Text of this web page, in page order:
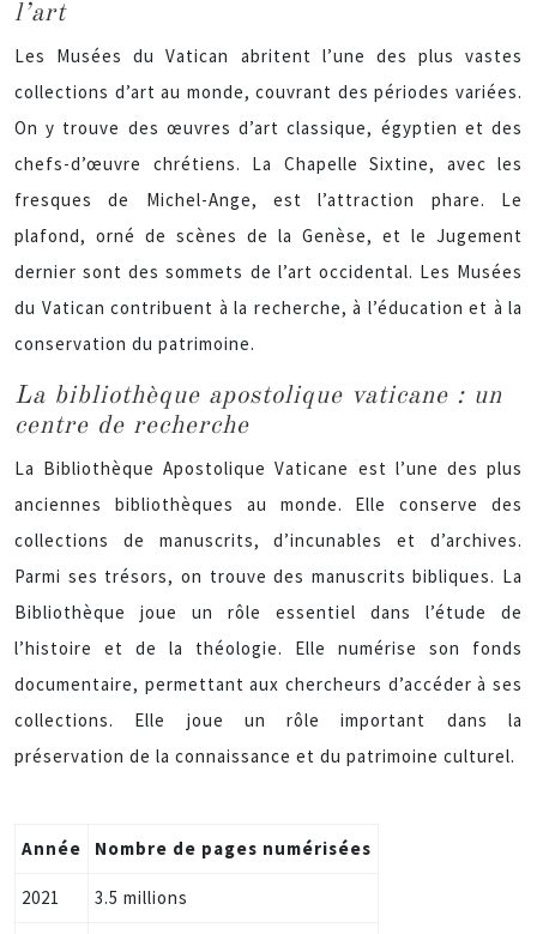
l’art
Les Musées du Vatican abritent l’une des plus vastes
collections d’art au monde, couvrant des périodes variées.
On y trouve des œuvres d’art classique, égyptien et des
chefs-d’œuvre chrétiens. La Chapelle Sixtine, avec les
fresques de Michel-Ange, est l’attraction phare. Le
plafond, orné de scènes de la Genèse, et le Jugement
dernier sont des sommets de l’art occidental. Les Musées
du Vatican contribuent à la recherche, à l’éducation et à la
conservation du patrimoine.
La bibliothèque apostolique vaticane : un
centre de recherche
La Bibliothèque Apostolique Vaticane est l’une des plus
anciennes bibliothèques au monde. Elle conserve des
collections de manuscrits, d’incunables et d’archives.
Parmi ses trésors, on trouve des manuscrits bibliques. La
Bibliothèque joue un rôle essentiel dans l’étude de
l’histoire et de la théologie. Elle numérise son fonds
documentaire, permettant aux chercheurs d’accéder à ses
collections. Elle joue un rôle important dans la
préservation de la connaissance et du patrimoine culturel.
Année Nombre de pages numérisées
2021 3.5 millions